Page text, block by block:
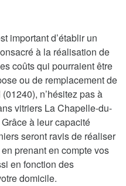
important d’établir un
à la réalisation de
coûts qui pourraient être
ou de remplacement de
n’hésitez pas à
vitriers La Chapelle-du-
à leur capacité
seront ravis de réaliser
prenant en compte vos
en fonction des
domicile.